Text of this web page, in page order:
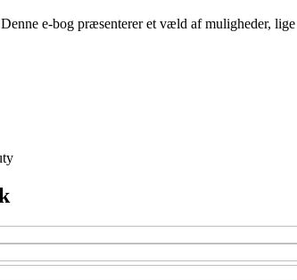
e-bog præsenterer et væld af muligheder,